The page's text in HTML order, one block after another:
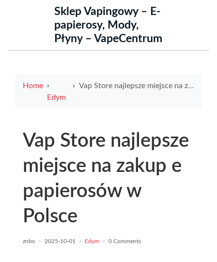
Sklep Vapingowy – E-
papierosy, Mody,
Płyny – VapeCentrum
Home
Edym
Vap Store najlepsze miejsce na zakup e papierosów w Polsce
Vap Store najlepsze
miejsce na zakup e
papierosów w
Polsce
znbo · 2025-10-01 · Edym · 0 Comments